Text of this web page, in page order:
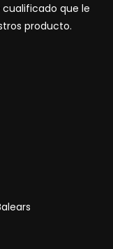
que le
producto.